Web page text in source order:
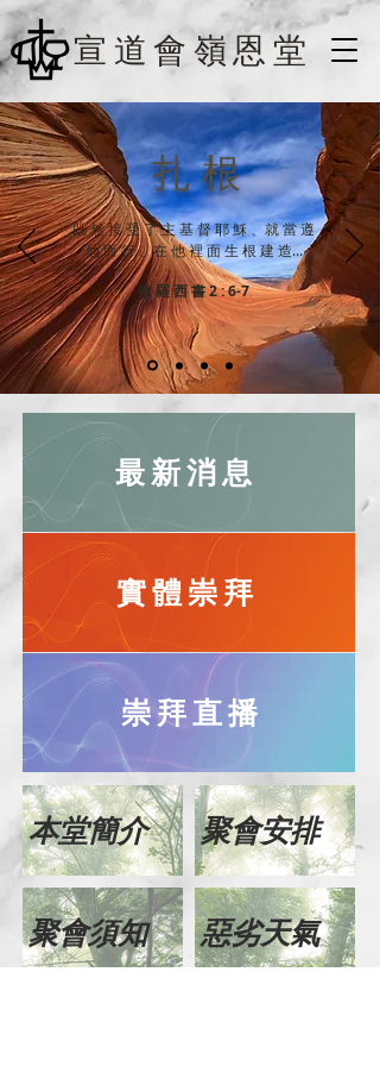
宣道會嶺恩堂
扎 根
既 然 接 受 了 主 基 督 耶 穌 、就 當 遵
他 而 行 、在 他 裡 面 生 根 建 造...
歌 羅 西 書 2 : 6-7
​最新消息
實體崇拜
崇拜直播
本堂簡介 聚會安排
聚會須知 惡劣天氣